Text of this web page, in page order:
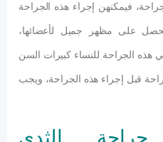
فيمكنهن إجراء هذه الجراحة
على مظهر جميل لأعضائها،
الجراحة للنساء كبيرات السن
قبل إجراء هذه الجراحة، ويجب
الثدي